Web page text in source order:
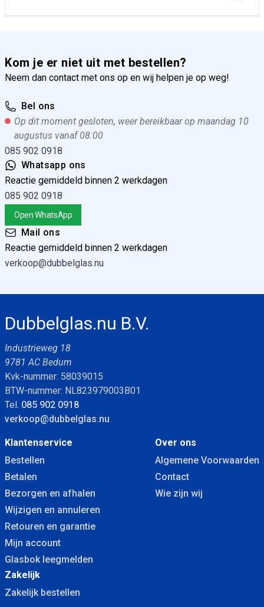
Kom je er niet uit met bestellen?
Neem dan contact met ons op en wij helpen je op weg!
Bel ons
Op dit moment gesloten, weer bereikbaar op maandag 10
augustus vanaf 08:00
085 902 0918
Whatsapp ons
Reactie gemiddeld binnen 2 werkdagen
085 902 0918
Open WhatsApp
Mail ons
Reactie gemiddeld binnen 2 werkdagen
verkoop@dubbelglas.nu
Dubbelglas.nu B.V.
Industrieweg 18
9781 AC Bedum
Kvk-nummer: 58039015
BTW-nummer: NL823979003B01
Tel. 085 902 0918
verkoop@dubbelglas.nu
Klantenservice
Bestellen
Betalen
Bezorgen en afhalen
Wijzigen en annuleren
Retouren en garantie
Mijn account
Glasbok leegmelden
Over ons
Algemene Voorwaarden
Contact
Wie zijn wij
Zakelijk
Zakelijk bestellen